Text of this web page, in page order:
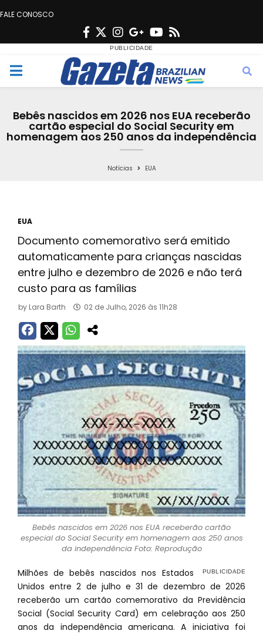
FALE CONOSCO
F
c
e
o
o
T
w
i
t
e
r
n
s
t
g
r
a
m
G
o
o
g
e
Y
u
t
b
e
s
M
n
Bebês nascidos em 2026 nos EUA receberão
cartão especial do Social Security em
homenagem aos 250 anos da independência
Notícias EUA
EUA
Documento comemorativo será emitido
automaticamente para crianças nascidas
entre julho e dezembro de 2026 e não terá
custo para as famílias
by Lara Barth 02 de Julho, 2026 às 11h28
Bebês nascidos em 2026 nos EUA receberão cartão
especial do Social Security em homenagem aos 250 anos
da independência Foto: Reprodução
Milhões de bebês nascidos nos Estados
Unidos entre 2 de julho e 31 de dezembro de 2026
receberão um cartão comemorativo da Previdência
Social (Social Security Card) em celebração aos 250
anos da independência americana. A iniciativa foi